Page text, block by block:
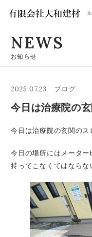
茨
NEWS
お知らせ
2025.07.23 ブログ
今日は治療院の
今日は治療院の玄関のス
今日の場所にはメータ
持ってこなくてはならな